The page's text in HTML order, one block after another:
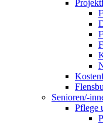
Senioren/-
Pflege